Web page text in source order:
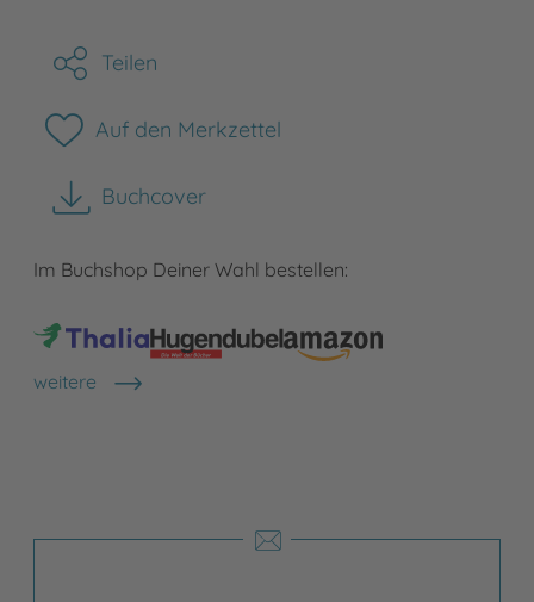
Teilen
Auf den Merkzettel
Buchcover
herunterladen
Im Buchshop Deiner Wahl bestellen:
weitere
Shops anzeigen